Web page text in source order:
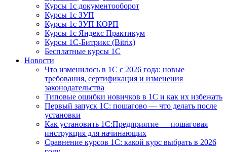
Курсы 1с документооборот
Курсы 1с ЗУП
Курсы 1с ЗУП КОРП
Курсы 1с Яндекс Практикум
Курсы 1С-Битрикс (Bitrix)
Бесплатные курсы 1С
Новости
Что изменилось в 1С с 2026 года: новые
требования, сертификация и изменения
законодательства
Типовые ошибки новичков в 1С и как их избежать
Первый запуск 1С: пошагово — что делать после
установки
Как установить 1С:Предприятие — пошаговая
инструкция для начинающих
Сравнение курсов 1С: какой курс выбрать в 2026